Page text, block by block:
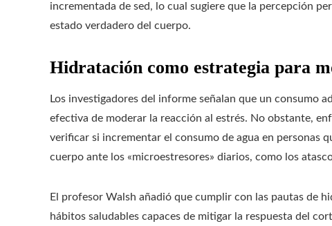
incrementada de sed, lo cual sugiere que la percepción
estado verdadero del cuerpo.
Hidratación como estrategia para
Los investigadores del informe señalan que un consumo
efectiva de moderar la reacción al estrés. No obstante,
verificar si incrementar el consumo de agua en personas
cuerpo ante los «microestresores» diarios, como los
El profesor Walsh añadió que cumplir con las pautas de
hábitos saludables capaces de mitigar la respuesta del